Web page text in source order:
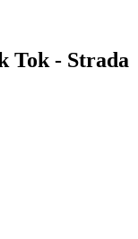
Tok - Strada